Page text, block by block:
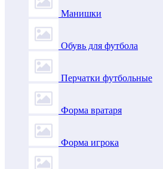
Манишки
Обувь для футбола
Перчатки футбольные
Форма вратаря
Форма игрока